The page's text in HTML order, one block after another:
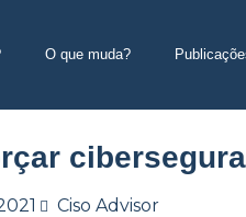
O que muda?
Ciso Advisor